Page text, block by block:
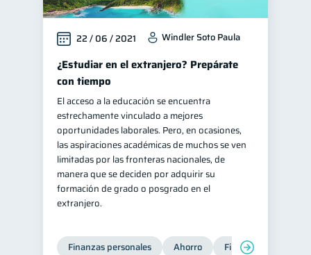
22 / 06 / 2021 Windler Soto Paula
¿Estudiar en el extranjero? Prepárate
con tiempo
El acceso a la educación se encuentra
estrechamente vinculado a mejores
oportunidades laborales. Pero, en ocasiones,
las aspiraciones académicas de muchos se ven
limitadas por las fronteras nacionales, de
manera que se deciden por adquirir su
formación de grado o posgrado en el
extranjero.
Finanzas personales Ahorro Finanzas para